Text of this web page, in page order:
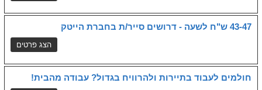
43-47 ש"ח לשעה - דרושים סייר/ת בחברת הייטק
חולמים לעבוד בתיירות ולהרוויח בגדול? עבודה מהבית!